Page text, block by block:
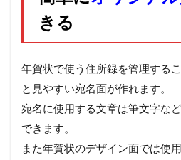
きる
年賀状で使う住所録を管理する
と見やすい宛名面が作れます。
宛名に使用する文章は筆文字な
できます。
また年賀状のデザイン面では使